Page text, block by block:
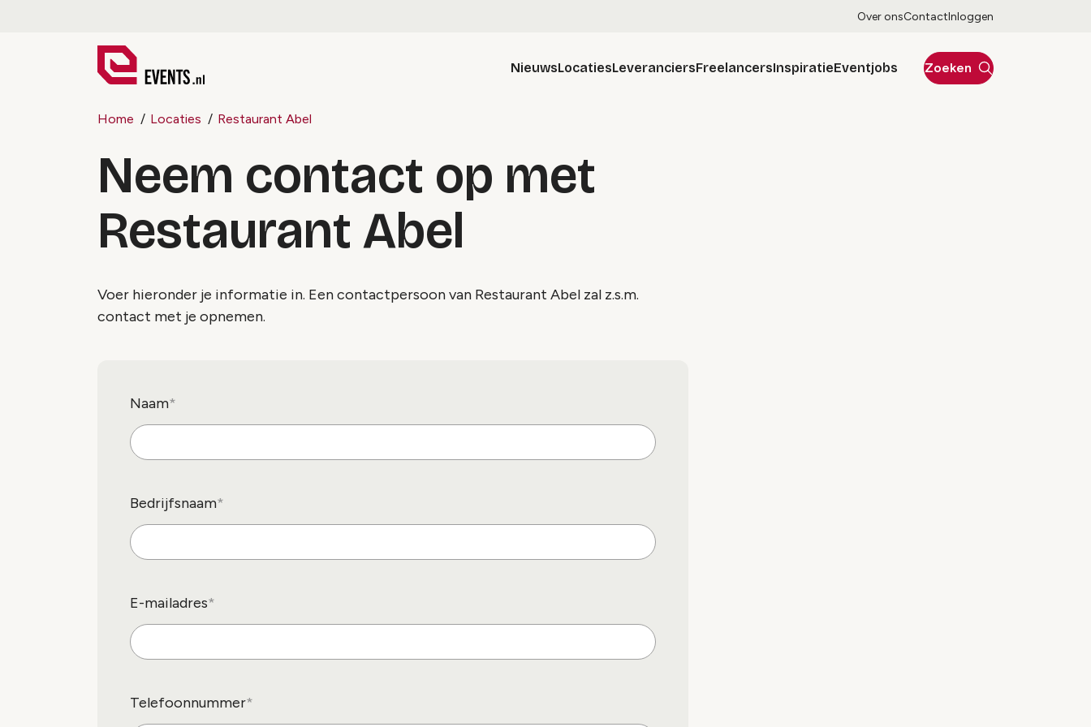
Over onsContactInloggen
NieuwsLocatiesLeveranciersFreelancersInspiratieEventjobs Zoeken
Home Locaties Restaurant Abel
Neem contact op met
Restaurant Abel
Voer hieronder je informatie in. Een contactpersoon van Restaurant Abel zal z.s.m.
contact met je opnemen.
Naam
Bedrijfsnaam
E-mailadres
Telefoonnummer